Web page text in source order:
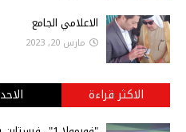
الاعلامي الجامع
مارس 20, 2023
الاكثر قراءة